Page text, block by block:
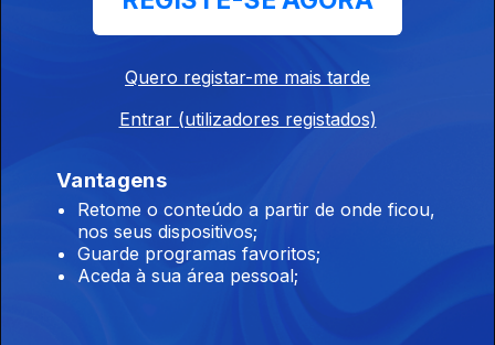
30 jun. 2025
Ep. 25
23 jun. 2025
Rapsódia de Bolhas
Quero registar-me mais tarde
Entrar (utilizadores registados)
Vantagens
Retome o conteúdo a partir de onde ficou,
nos seus dispositivos;
Guarde programas favoritos;
Aceda à sua área pessoal;